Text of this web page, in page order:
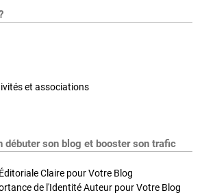
et associations
débuter son blog et booster son trafic
Claire pour Votre Blog
de l'Identité Auteur pour Votre Blog